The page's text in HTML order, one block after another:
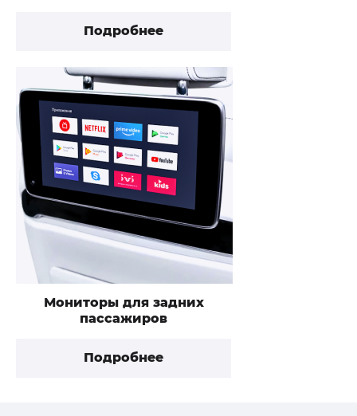
Подробнее
Мониторы для задних
пассажиров
Подробнее